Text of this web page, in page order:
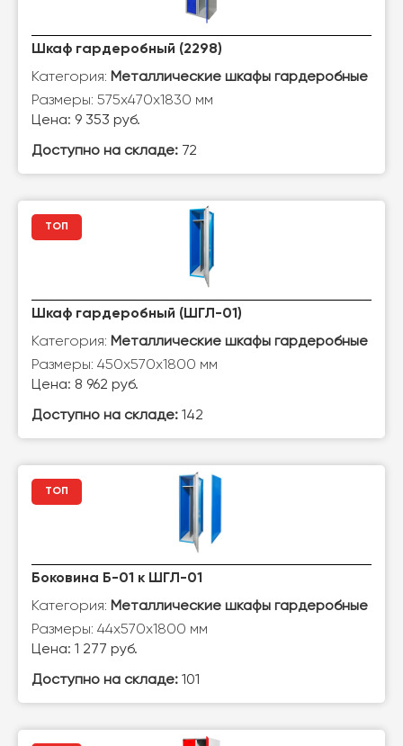
Шкаф гардеробный (2298)
Категория: Металлические шкафы гардеробные
Размеры: 575х470х1830 мм
Цена: 9 353 руб.
Доступно на складе: 72
ТОП
Шкаф гардеробный (ШГЛ-01)
Категория: Металлические шкафы гардеробные
Размеры: 450х570х1800 мм
Цена: 8 962 руб.
Доступно на складе: 142
ТОП
Боковина Б-01 к ШГЛ-01
Категория: Металлические шкафы гардеробные
Размеры: 44х570х1800 мм
Цена: 1 277 руб.
Доступно на складе: 101